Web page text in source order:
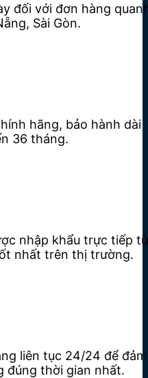
đối với đơn hàng
Sài Gòn.
hãng, bảo hành dài
36 tháng.
nhập khẩu trực tiếp từ
nhất trên thị trường.
liên tục 24/24 để đảm
đúng thời gian nhất.